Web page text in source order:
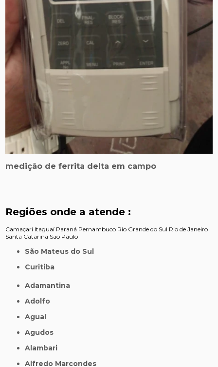
medição de ferrita delta em campo
Regiões onde a atende :
Camaçari Itaguaí Paraná Pernambuco Rio Grande do Sul Rio de Janeiro
Santa Catarina São Paulo
São Mateus do Sul
Curitiba
Adamantina
Adolfo
Aguaí
Agudos
Alambari
Alfredo Marcondes